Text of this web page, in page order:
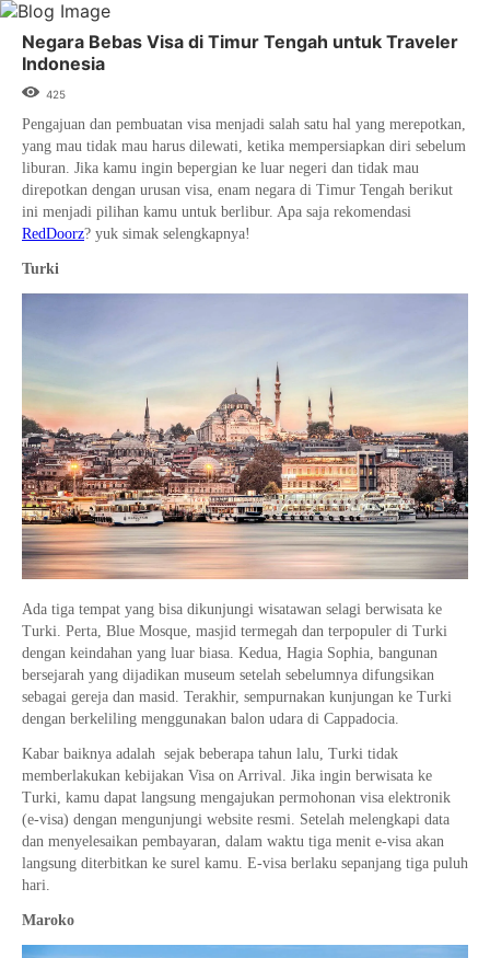
Negara Bebas Visa di Timur Tengah untuk Traveler
Indonesia
425
Pengajuan dan pembuatan visa menjadi salah satu hal yang merepotkan,
yang mau tidak mau harus dilewati, ketika mempersiapkan diri sebelum
liburan. Jika kamu ingin bepergian ke luar negeri dan tidak mau
direpotkan dengan urusan visa, enam negara di Timur Tengah berikut
ini menjadi pilihan kamu untuk berlibur. Apa saja rekomendasi
RedDoorz? yuk simak selengkapnya!
Turki
Ada tiga tempat yang bisa dikunjungi wisatawan selagi berwisata ke
Turki. Perta, Blue Mosque, masjid termegah dan terpopuler di Turki
dengan keindahan yang luar biasa. Kedua, Hagia Sophia, bangunan
bersejarah yang dijadikan museum setelah sebelumnya difungsikan
sebagai gereja dan masid. Terakhir, sempurnakan kunjungan ke Turki
dengan berkeliling menggunakan balon udara di Cappadocia.
Kabar baiknya adalah sejak beberapa tahun lalu, Turki tidak
memberlakukan kebijakan Visa on Arrival. Jika ingin berwisata ke
Turki, kamu dapat langsung mengajukan permohonan visa elektronik
(e-visa) dengan mengunjungi website resmi. Setelah melengkapi data
dan menyelesaikan pembayaran, dalam waktu tiga menit e-visa akan
langsung diterbitkan ke surel kamu. E-visa berlaku sepanjang tiga puluh
hari.
Maroko